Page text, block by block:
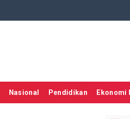
Nasional Pendidikan Ekonomi